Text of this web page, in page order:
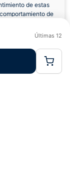
de estas
de
a ciertasÚltimas 12
7 Días
Límites